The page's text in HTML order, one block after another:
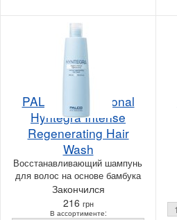
PALCO Professional
Hyntegra Intense
Regenerating Hair
Wash
Восстанавливающий шампунь
для волос на основе бамбука
Закончился
216 грн
В ассортименте: